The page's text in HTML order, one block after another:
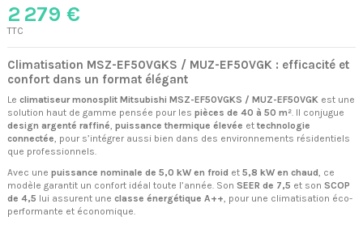
2 279 €
TTC
Climatisation MSZ-EF50VGKS / MUZ-EF50VGK : efficacité et
confort dans un format élégant
Le climatiseur monosplit Mitsubishi MSZ-EF50VGKS / MUZ-EF50VGK est une
solution haut de gamme pensée pour les pièces de 40 à 50 m². Il conjugue
design argenté raffiné, puissance thermique élevée et technologie
connectée, pour s’intégrer aussi bien dans des environnements résidentiels
que professionnels.
Avec une puissance nominale de 5,0 kW en froid et 5,8 kW en chaud , ce
modèle garantit un confort idéal toute l’année. Son SEER de 7,5 et son SCOP
de 4,5 lui assurent une classe énergétique A++ , pour une climatisation éco-
performante et économique.